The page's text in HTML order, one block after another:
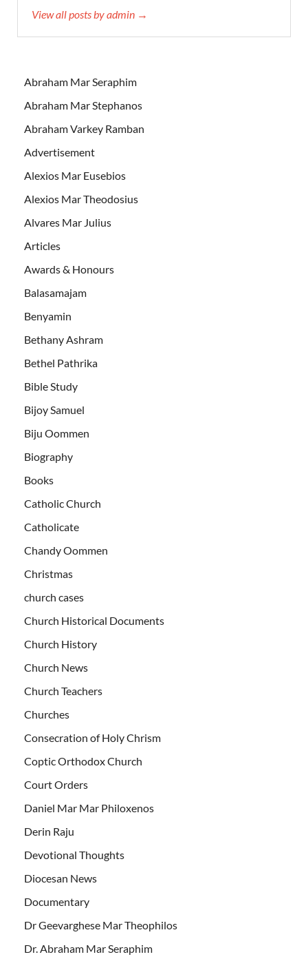
View all posts by admin →
Abraham Mar Seraphim
Abraham Mar Stephanos
Abraham Varkey Ramban
Advertisement
Alexios Mar Eusebios
Alexios Mar Theodosius
Alvares Mar Julius
Articles
Awards & Honours
Balasamajam
Benyamin
Bethany Ashram
Bethel Pathrika
Bible Study
Bijoy Samuel
Biju Oommen
Biography
Books
Catholic Church
Catholicate
Chandy Oommen
Christmas
church cases
Church Historical Documents
Church History
Church News
Church Teachers
Churches
Consecration of Holy Chrism
Coptic Orthodox Church
Court Orders
Daniel Mar Mar Philoxenos
Derin Raju
Devotional Thoughts
Diocesan News
Documentary
Dr Geevarghese Mar Theophilos
Dr. Abraham Mar Seraphim